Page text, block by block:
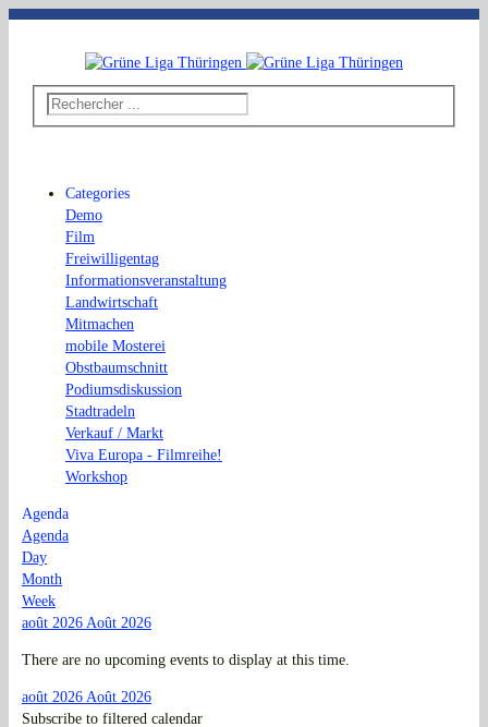
Categories
Demo
Film
Freiwilligentag
Informationsveranstaltung
Landwirtschaft
Mitmachen
mobile Mosterei
Obstbaumschnitt
Podiumsdiskussion
Stadtradeln
Verkauf / Markt
Viva Europa - Filmreihe!
Workshop
Agenda
Agenda
Day
Month
Week
août 2026 Août 2026
There are no upcoming events to display at this time.
août 2026 Août 2026
Subscribe to filtered calendar